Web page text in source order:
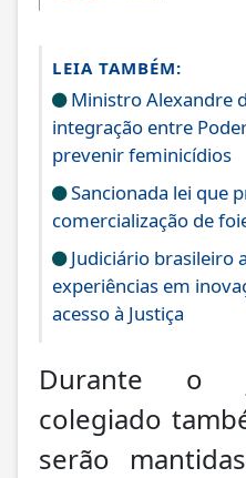
LEIA TAMBÉM:
Ministro Alexandre
integração entre
prevenir feminicídios
Sancionada lei que
comercialização de
Judiciário brasileiro
experiências em
acesso à Justiça
Durante o
colegiado
serão